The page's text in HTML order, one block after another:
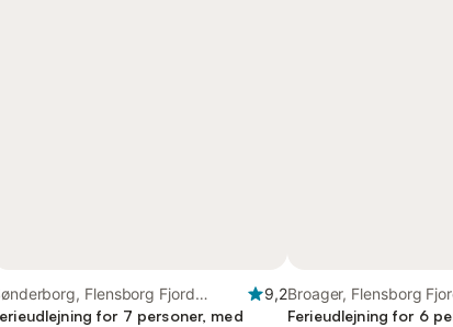
Flensborg Fjord
9,2
for 7 personer, med
Broager, Flensborg
Ferieudlejning for 6